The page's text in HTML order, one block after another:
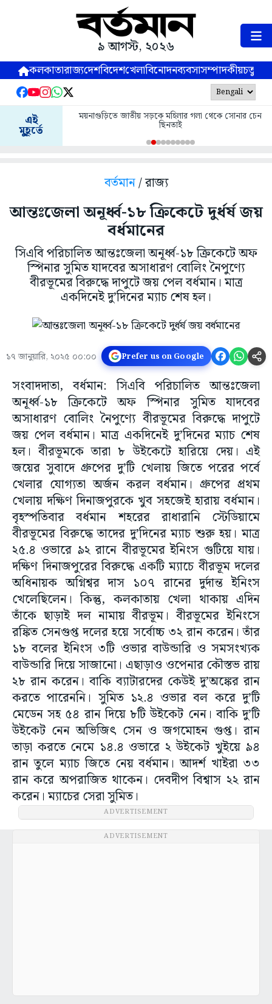
৯ আগস্ট, ২০২৬
কলকাতারাজ্যদেশবিদেশখেলাবিনোদনব্যবসাসম্পাদকীয়
এই
মুহূর্তে
ময়নাগুড়িতে জাতীয় সড়কে মহিলার গলা থেকে সোনার চেন
ছিনতাই
বর্তমান/ রাজ্য
আন্তঃজেলা অনূর্ধ্ব-১৮ ক্রিকেটে দুর্ধর্ষ জয়
বর্ধমানের
সিএবি পরিচালিত আন্তঃজেলা অনূর্ধ্ব-১৮ ক্রিকেটে অফ
স্পিনার সুমিত যাদবের অসাধারণ বোলিং নৈপুণ্যে
বীরভূমের বিরুদ্ধে দাপুটে জয় পেল বর্ধমান। মাত্র
একদিনেই দু’দিনের ম্যাচ শেষ হল।
১৭ জানুয়ারি, ২০২৫ ০০:০০ Prefer us on Google
সংবাদদাতা, বর্ধমান: সিএবি পরিচালিত আন্তঃজেলা
অনূর্ধ্ব-১৮ ক্রিকেটে অফ স্পিনার সুমিত যাদবের
অসাধারণ বোলিং নৈপুণ্যে বীরভূমের বিরুদ্ধে দাপুটে
জয় পেল বর্ধমান। মাত্র একদিনেই দু’দিনের ম্যাচ শেষ
হল। বীরভূমকে তারা ৮ উইকেটে হারিয়ে দেয়। এই
জয়ের সুবাদে গ্রুপের দু’টি খেলায় জিতে পরের পর্বে
খেলার যোগ্যতা অর্জন করল বর্ধমান। গ্রুপের প্রথম
খেলায় দক্ষিণ দিনাজপুরকে খুব সহজেই হারায় বর্ধমান।
বৃহস্পতিবার বর্ধমান শহরের রাধারানি স্টেডিয়ামে
বীরভূমের বিরুদ্ধে তাদের দু’দিনের ম্যাচ শুরু হয়। মাত্র
২৫.৪ ওভারে ৯২ রানে বীরভূমের ইনিংস গুটিয়ে যায়।
দক্ষিণ দিনাজপুরের বিরুদ্ধে একটি ম্যাচে বীরভূম দলের
অধিনায়ক অগ্নিশ্বর দাস ১০৭ রানের দুর্দান্ত ইনিংস
খেলেছিলেন। কিন্তু, কলকাতায় খেলা থাকায় এদিন
তাঁকে ছাড়াই দল নামায় বীরভূম। বীরভূমের ইনিংসে
রঙ্কিত সেনগুপ্ত দলের হয়ে সর্বোচ্চ ৩২ রান করেন। তাঁর
১৮ বলের ইনিংস ৩টি ওভার বাউন্ডারি ও সমসংখ্যক
বাউন্ডারি দিয়ে সাজানো। এছাড়াও ওপেনার কৌস্তভ রায়
২৮ রান করেন। বাকি ব্যাটারদের কেউই দু’অঙ্কের রান
করতে পারেননি। সুমিত ১২.৪ ওভার বল করে দু’টি
মেডেন সহ ৫৪ রান দিয়ে ৮টি উইকেট নেন। বাকি দু’টি
উইকেট নেন অভিজিৎ সেন ও জগমোহন গুপ্ত। রান
তাড়া করতে নেমে ১৪.৪ ওভারে ২ উইকেট খুইয়ে ৯৪
রান তুলে ম্যাচ জিতে নেয় বর্ধমান। আদর্শ খাইরা ৩৩
রান করে অপরাজিত থাকেন। দেবদীপ বিশ্বাস ২২ রান
করেন। ম্যাচের সেরা সুমিত।
ADVERTISEMENT
ADVERTISEMENT